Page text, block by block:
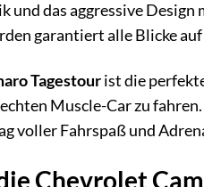
und das aggressive Design
garantiert alle Blicke auf
Tagestourist die
Muscle-Car zu
voller Fahrspaß und
Chevrolet